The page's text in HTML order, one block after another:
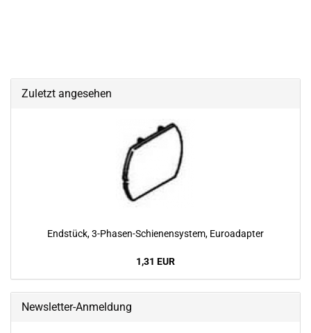
Zuletzt angesehen
End­stück, 3-​Phasen-Schienensystem, Eu­road­ap­ter
1,31 EUR
Newsletter-Anmeldung